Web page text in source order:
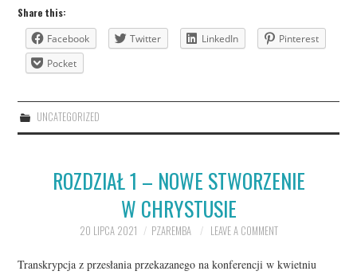
Share this:
Facebook
Twitter LinkedIn
Pinterest
Pocket
UNCATEGORIZED
ROZDZIAŁ 1 – NOWE STWORZENIE
W CHRYSTUSIE
20 LIPCA 2021 PZAREMBA LEAVE A COMMENT
Transkrypcja z przesłania przekazanego na konferencji w kwietniu